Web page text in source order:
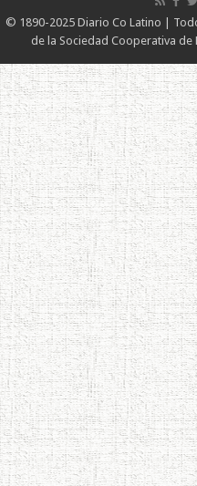
© 1890-2025 Diario Co Latino |
de la Sociedad Cooperativa de